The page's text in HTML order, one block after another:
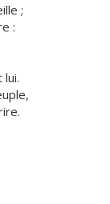
;
:
lui.